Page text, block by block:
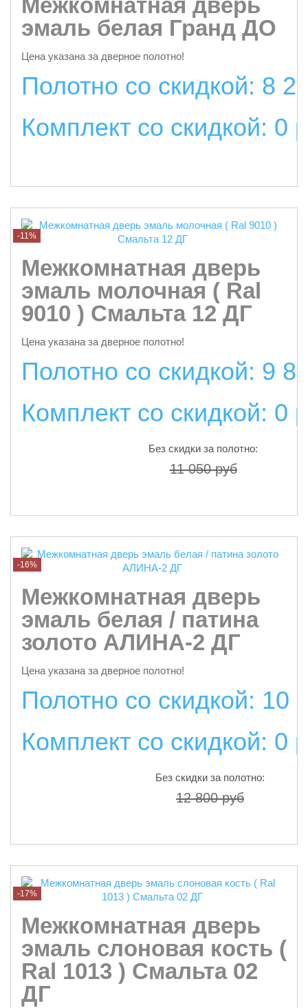
Межкомнатная дверь
эмаль белая Гранд ДО
Цена указана за дверное полотно!
Полотно со скидкой: 8
Комплект со скидкой: 0
-11%
Межкомнатная дверь
эмаль молочная ( Ral
9010 ) Смальта 12 ДГ
Цена указана за дверное полотно!
Полотно со скидкой: 9
Комплект со скидкой: 0
Без скидки за полотно:
11 050 руб
-16%
Межкомнатная дверь
эмаль белая / патина
золото АЛИНА-2 ДГ
Цена указана за дверное полотно!
Полотно со скидкой: 10
Комплект со скидкой: 0
Без скидки за полотно:
12 800 руб
-17%
Межкомнатная дверь
эмаль слоновая кость (
Ral 1013 ) Смальта 02
ДГ